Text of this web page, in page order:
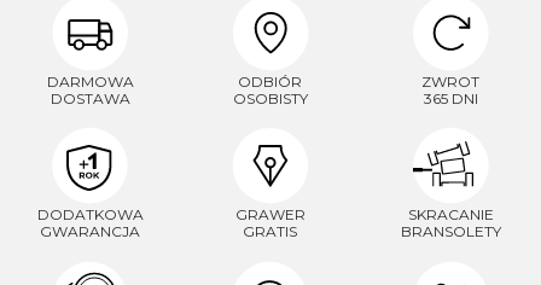
DARMOWA
DOSTAWA
ODBIÓR
OSOBISTY
ZWROT
365 DNI
DODATKOWA
GWARANCJA
GRAWER
GRATIS
SKRACANIE
BRANSOLETY